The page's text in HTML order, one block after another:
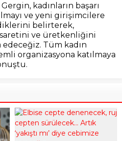
kadınların başarı
ve yeni girişimcilere
belirterek,
ve üretkenliğini
Tüm kadın
organizasyona katılmaya